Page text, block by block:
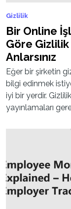
Gizlilik
Bir Online
Göre Gizlilik
Anlarsınız
Eğer bir şirketin
bilgi edinmek
iyi bir yerdir.
yayınlamaları